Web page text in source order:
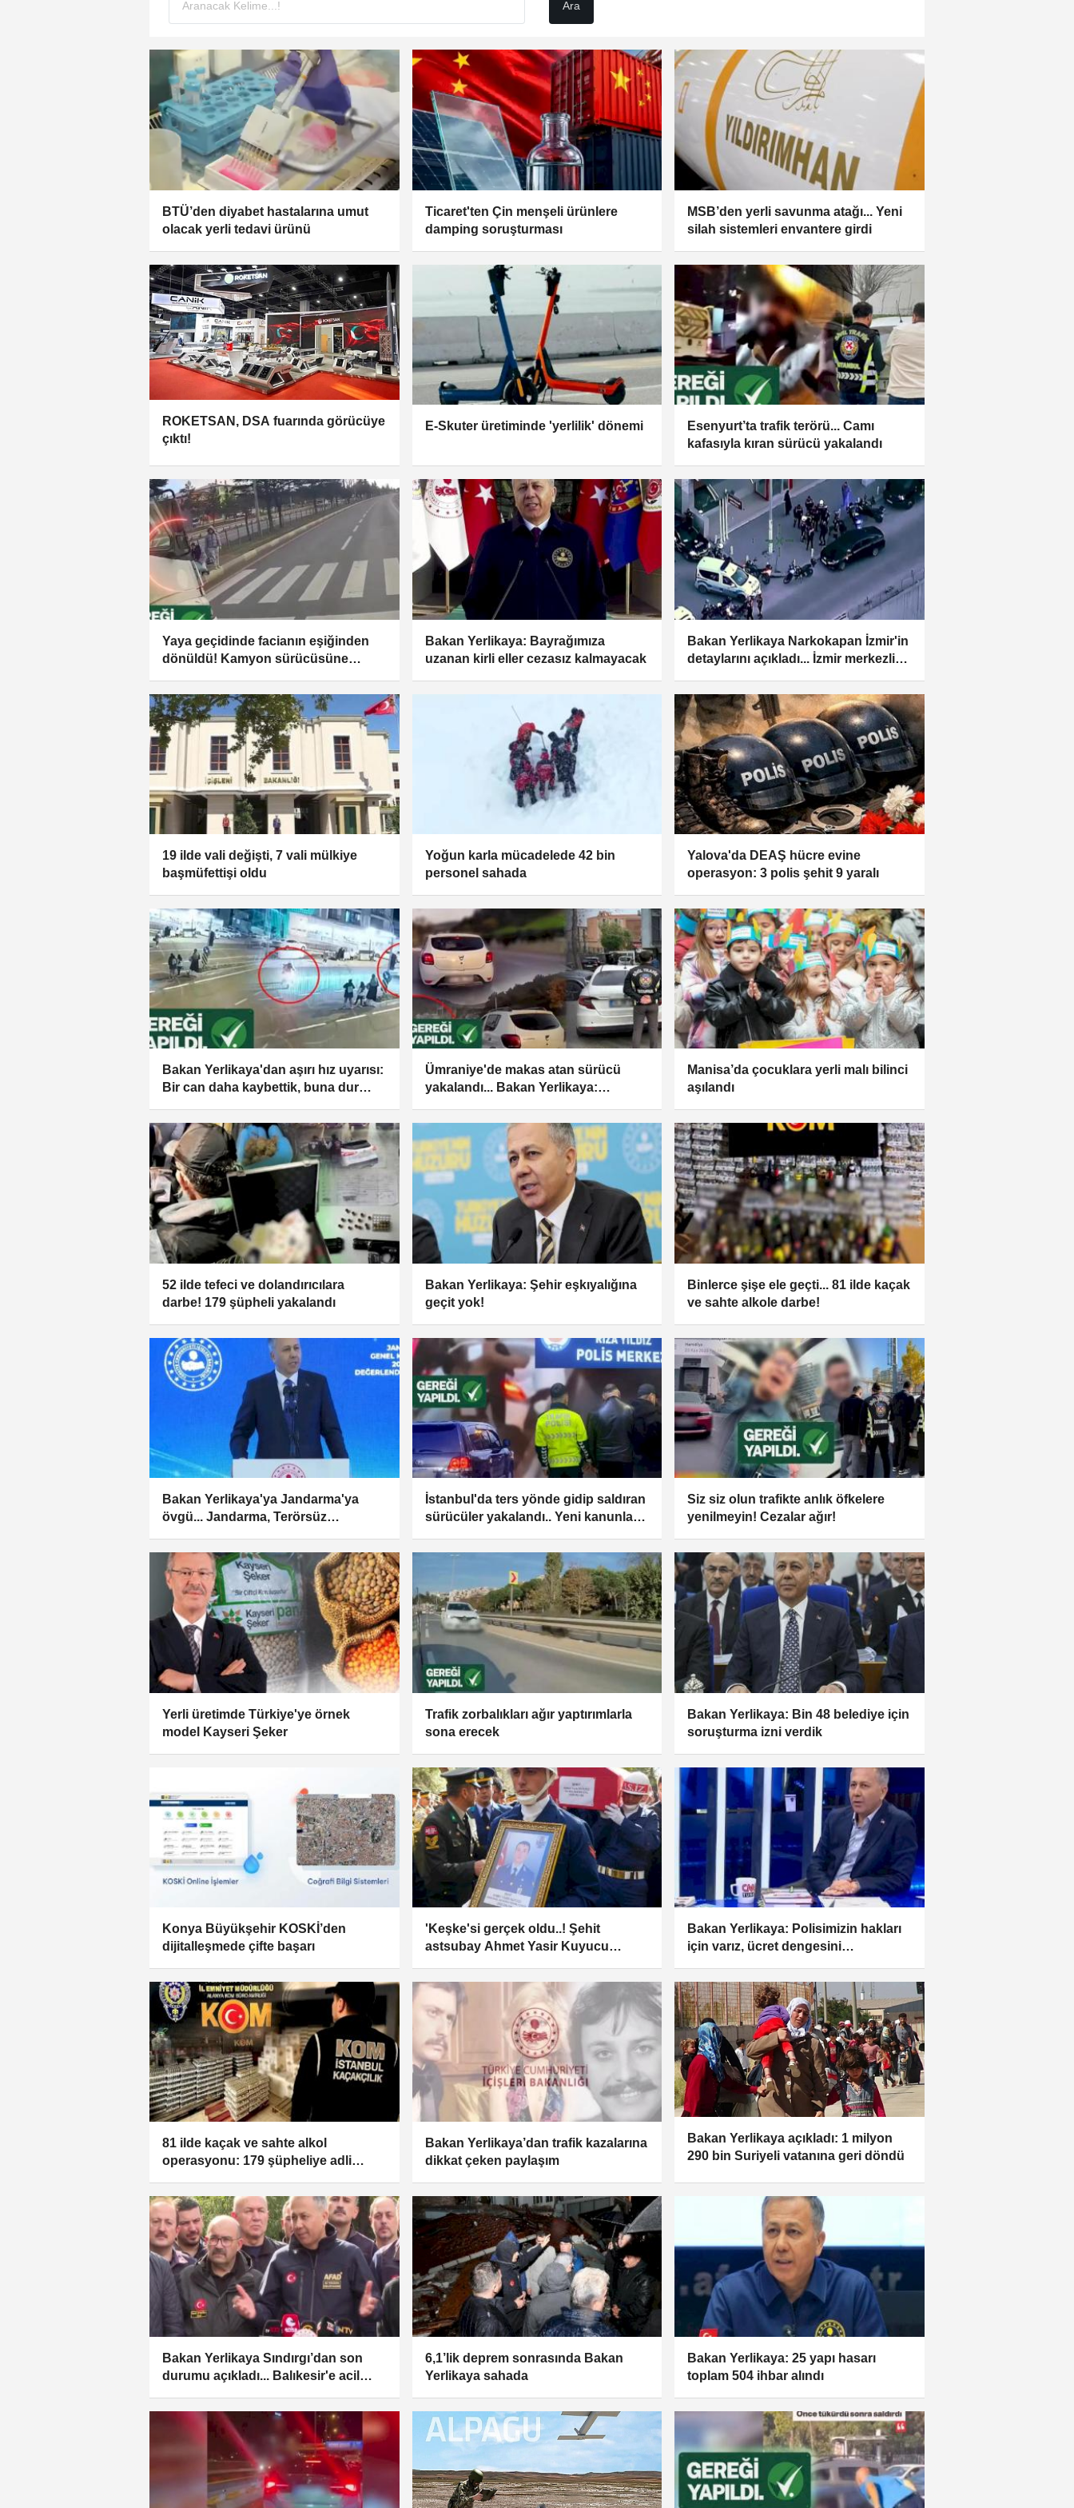
BTÜ’den diyabet hastalarına umut
olacak yerli tedavi ürünü
Ticaret'ten Çin menşeli ürünlere
damping soruşturması
MSB’den yerli savunma atağı... Yeni
silah sistemleri envantere girdi
ROKETSAN, DSA fuarında görücüye
çıktı!
E-Skuter üretiminde 'yerlilik' dönemi
Esenyurt’ta trafik terörü... Camı
kafasıyla kıran sürücü yakalandı
Yaya geçidinde facianın eşiğinden
dönüldü! Kamyon sürücüsüne
Bakan Yerlikaya: Bayrağımıza
uzanan kirli eller cezasız kalmayacak
Bakan Yerlikaya Narkokapan İzmir'in
detaylarını açıkladı... İzmir merkezli
19 ilde vali değişti, 7 vali mülkiye
başmüfettişi oldu
Yoğun karla mücadelede 42 bin
personel sahada
Yalova'da DEAŞ hücre evine
operasyon: 3 polis şehit 9 yaralı
Bakan Yerlikaya'dan aşırı hız uyarısı:
Bir can daha kaybettik, buna dur
Ümraniye'de makas atan sürücü
yakalandı... Bakan Yerlikaya:
Manisa’da çocuklara yerli malı bilinci
aşılandı
52 ilde tefeci ve dolandırıcılara
darbe! 179 şüpheli yakalandı
Bakan Yerlikaya: Şehir eşkıyalığına
geçit yok!
Binlerce şişe ele geçti... 81 ilde kaçak
ve sahte alkole darbe!
Bakan Yerlikaya'ya Jandarma'ya
övgü... Jandarma, Terörsüz
İstanbul'da ters yönde gidip saldıran
sürücüler yakalandı.. Yeni kanunla
Siz siz olun trafikte anlık öfkelere
yenilmeyin! Cezalar ağır!
Yerli üretimde Türkiye'ye örnek
model Kayseri Şeker
Trafik zorbalıkları ağır yaptırımlarla
sona erecek
Bakan Yerlikaya: Bin 48 belediye için
soruşturma izni verdik
Konya Büyükşehir KOSKİ’den
dijitalleşmede çifte başarı
'Keşke'si gerçek oldu..! Şehit
astsubay Ahmet Yasir Kuyucu
Bakan Yerlikaya: Polisimizin hakları
için varız, ücret dengesini
81 ilde kaçak ve sahte alkol
operasyonu: 179 şüpheliye adli
Bakan Yerlikaya’dan trafik kazalarına
dikkat çeken paylaşım
Bakan Yerlikaya açıkladı: 1 milyon
290 bin Suriyeli vatanına geri döndü
Bakan Yerlikaya Sındırgı’dan son
durumu açıkladı... Balıkesir'e acil
6,1’lik deprem sonrasında Bakan
Yerlikaya sahada
Bakan Yerlikaya: 25 yapı hasarı
toplam 504 ihbar alındı